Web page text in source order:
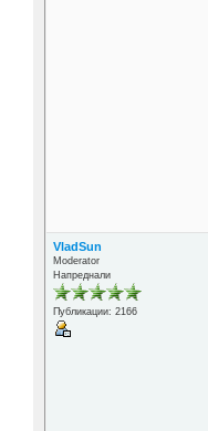
VladSun
Moderator
Напреднали
Публикации: 2166